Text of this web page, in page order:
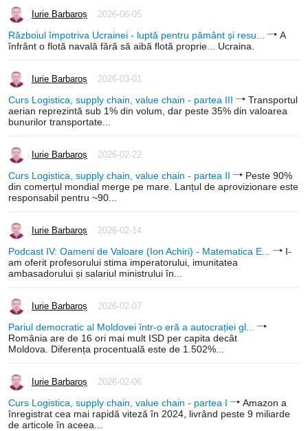
Iurie Barbaroș 2026-06-05
Războiul împotriva Ucrainei - luptă pentru pământ și resu...
A
înfrânt o flotă navală fără să aibă flotă proprie... Ucraina.
Iurie Barbaroș 2026-03-01
Curs Logistica, supply chain, value chain - partea III
Transportul
aerian reprezintă sub 1% din volum, dar peste 35% din valoarea
bunurilor transportate...
Iurie Barbaroș 2026-02-22
Curs Logistica, supply chain, value chain - partea II
Peste 90%
din comerțul mondial merge pe mare. Lanțul de aprovizionare este
responsabil pentru ~90...
Iurie Barbaroș 2026-02-14
Podcast IV: Oameni de Valoare (Ion Achiri) - Matematica E...
I-
am oferit profesorului stima imperatorului, imunitatea
ambasadorului și salariul ministrului în...
Iurie Barbaroș 2026-02-07
Pariul democratic al Moldovei într-o eră a autocrației gl...
România are de 16 ori mai mult ISD per capita decât
Moldova. Diferența procentuală este de 1.502%...
Iurie Barbaroș 2026-02-06
Curs Logistica, supply chain, value chain - partea I
Amazon a
înregistrat cea mai rapidă viteză în 2024, livrând peste 9 miliarde
de articole în aceea...